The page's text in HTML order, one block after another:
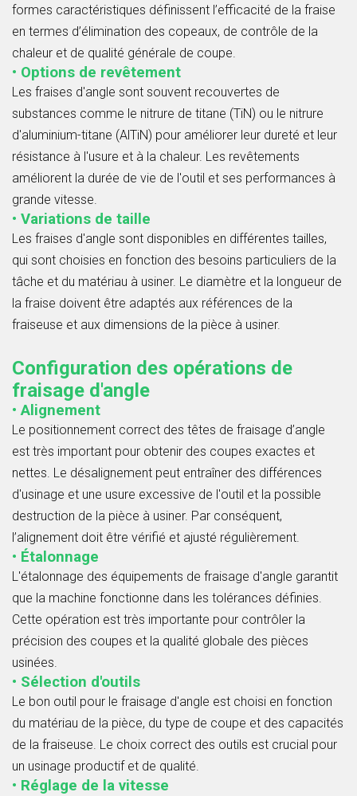
formes caractéristiques définissent l’efficacité de la fraise
en termes d’élimination des copeaux, de contrôle de la
chaleur et de qualité générale de coupe.
• Options de revêtement
Les fraises d'angle sont souvent recouvertes de
substances comme le nitrure de titane (TiN) ou le nitrure
d'aluminium-titane (AlTiN) pour améliorer leur dureté et leur
résistance à l'usure et à la chaleur. Les revêtements
améliorent la durée de vie de l'outil et ses performances à
grande vitesse.
• Variations de taille
Les fraises d'angle sont disponibles en différentes tailles,
qui sont choisies en fonction des besoins particuliers de la
tâche et du matériau à usiner. Le diamètre et la longueur de
la fraise doivent être adaptés aux références de la
fraiseuse et aux dimensions de la pièce à usiner.
Configuration des opérations de
fraisage d'angle
• Alignement
Le positionnement correct des têtes de fraisage d’angle
est très important pour obtenir des coupes exactes et
nettes. Le désalignement peut entraîner des différences
d'usinage et une usure excessive de l'outil et la possible
destruction de la pièce à usiner. Par conséquent,
l’alignement doit être vérifié et ajusté régulièrement.
• Étalonnage
L'étalonnage des équipements de fraisage d'angle garantit
que la machine fonctionne dans les tolérances définies.
Cette opération est très importante pour contrôler la
précision des coupes et la qualité globale des pièces
usinées.
• Sélection d'outils
Le bon outil pour le fraisage d'angle est choisi en fonction
du matériau de la pièce, du type de coupe et des capacités
de la fraiseuse. Le choix correct des outils est crucial pour
un usinage productif et de qualité.
• Réglage de la vitesse